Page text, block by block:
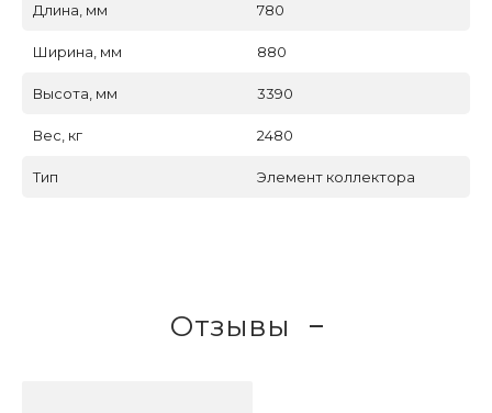
Длина, мм 780
Ширина, мм 880
Высота, мм 3390
Вес, кг 2480
Тип Элемент коллектора
Отзывы